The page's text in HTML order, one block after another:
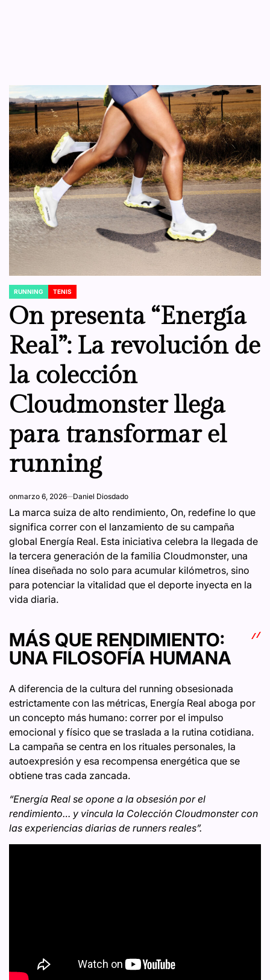
POSTED
RUNNING TENIS
On presenta “Energía
Real”: La revolución de
la colección
Cloudmonster llega
para transformar el
running
onmarzo 6, 2026 Daniel Diosdado
La marca suiza de alto rendimiento, On, redefine lo que
significa correr con el lanzamiento de su campaña
global Energía Real. Esta iniciativa celebra la llegada de
la tercera generación de la familia Cloudmonster, una
línea diseñada no solo para acumular kilómetros, sino
para potenciar la vitalidad que el deporte inyecta en la
vida diaria.
MÁS QUE RENDIMIENTO:
UNA FILOSOFÍA HUMANA
A diferencia de la cultura del running obsesionada
estrictamente con las métricas, Energía Real aboga por
un concepto más humano: correr por el impulso
emocional y físico que se traslada a la rutina cotidiana.
La campaña se centra en los rituales personales, la
autoexpresión y esa recompensa energética que se
obtiene tras cada zancada.
“Energía Real se opone a la obsesión por el
rendimiento… y vincula la Colección Cloudmonster con
las experiencias diarias de runners reales”.